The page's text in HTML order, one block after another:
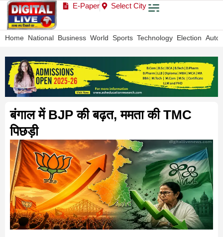
E-Paper Select City
Home National Business World Sports Technology Election Auto
बंगाल में BJP की बढ़त, ममता की TMC
पिछड़ी